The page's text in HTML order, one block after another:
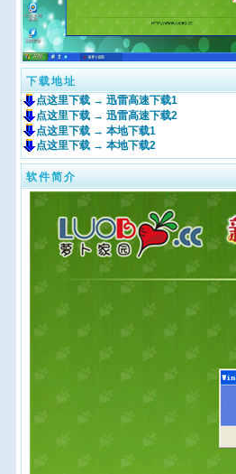
下载地址
点这里下载 → 迅雷高速下载1
点这里下载 → 迅雷高速下载2
点这里下载 → 本地下载1
点这里下载 → 本地下载2
软件简介